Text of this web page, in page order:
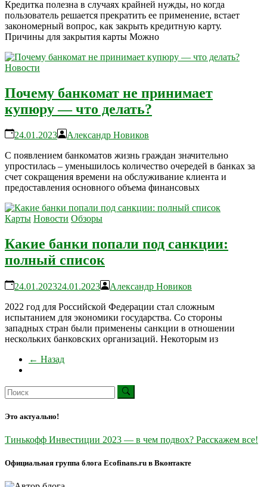
Кредитка полезна в случаях крайней нужды, но когда
пользователь решается прекратить ее применение, встает
закономерный вопрос, как закрыть кредитную карту.
Причины для закрытия карты Можно
Новости
Почему банкомат не принимает
купюру — что делать?
24.01.2023
Александр Новиков
С появлением банкоматов жизнь граждан значительно
упростилась – уменьшилось количество очередей в банках за
счет сокращения времени на обслуживание клиента и
предоставления основного объема финансовых
Карты Новости Обзоры
Какие банки попали под санкции:
полный список
24.01.202324.01.2023
Александр Новиков
2022 год для Российской Федерации стал сложным
испытанием для экономики государства. Со стороны
западных стран были применены санкции в отношении
нескольких банковских организаций. Некоторым из
← Назад
Это актуально!
Тинькофф Инвестиции 2023 — в чем подвох? Расскажем все!
Официальная группа блога Ecofinans.ru в Вконтакте